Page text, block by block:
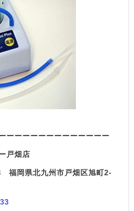
ーーーーーーーーーーーーー
戸畑店
福岡県北九州市戸畑区旭町2-